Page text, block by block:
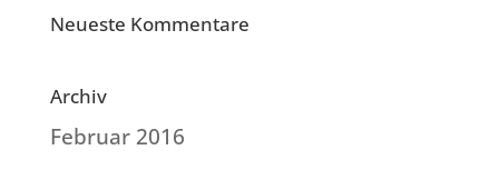
Neueste Kommentare
Archiv
Februar 2016